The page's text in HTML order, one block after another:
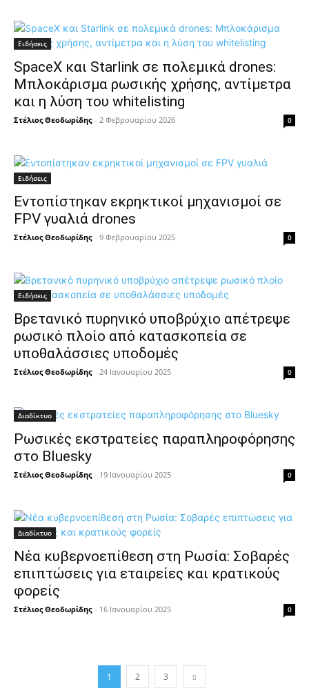
Ειδήσεις
SpaceX και Starlink σε πολεμικά drones:
Μπλοκάρισμα ρωσικής χρήσης, αντίμετρα
και η λύση του whitelisting
Στέλιος Θεοδωρίδης - 2 Φεβρουαρίου 2026 0
Ειδήσεις
Εντοπίστηκαν εκρηκτικοί μηχανισμοί σε
FPV γυαλιά drones
Στέλιος Θεοδωρίδης - 9 Φεβρουαρίου 2025 0
Ειδήσεις
Βρετανικό πυρηνικό υποβρύχιο απέτρεψε
ρωσικό πλοίο από κατασκοπεία σε
υποθαλάσσιες υποδομές
Στέλιος Θεοδωρίδης - 24 Ιανουαρίου 2025 0
Διαδίκτυο
Ρωσικές εκστρατείες παραπληροφόρησης
στο Bluesky
Στέλιος Θεοδωρίδης - 19 Ιανουαρίου 2025 0
Διαδίκτυο
Νέα κυβερνοεπίθεση στη Ρωσία: Σοβαρές
επιπτώσεις για εταιρείες και κρατικούς
φορείς
Στέλιος Θεοδωρίδης - 16 Ιανουαρίου 2025 0
1 2 3